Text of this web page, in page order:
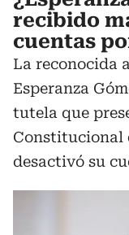
recibido
cuentas
La reconocida
Esperanza
tutela que
Constitucional
desactivó su